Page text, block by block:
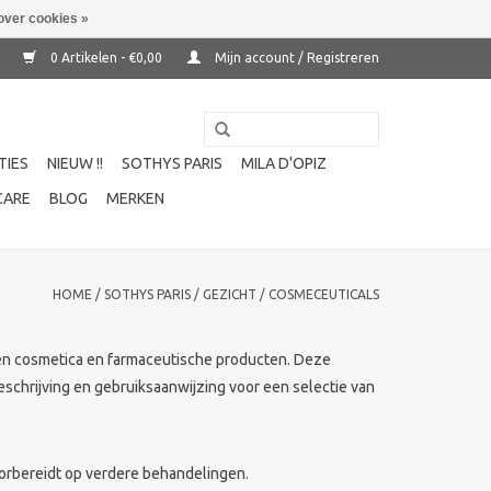
0 Artikelen - €0,00 Mijn account / Registreren
NIEUW !! SOTHYS PARIS
MILA D'OPIZ
BLOG MERKEN
HOME / SOTHYS PARIS / GEZICHT / COSMECEUTICALS
cosmetica en farmaceutische producten. Deze
en gebruiksaanwijzing voor een selectie van
op verdere behandelingen.
cookies »